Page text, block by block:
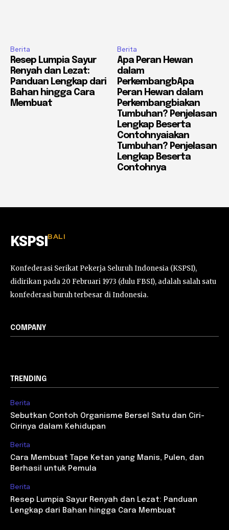
Berita
Resep Lumpia Sayur
Renyah dan Lezat:
Panduan Lengkap dari
Bahan hingga Cara
Membuat
Berita
Apa Peran Hewan
dalam
PerkembangbApa
Peran Hewan dalam
Perkembangbiakan
Tumbuhan? Penjelasan
Lengkap Beserta
Contohnyaiakan
Tumbuhan? Penjelasan
Lengkap Beserta
Contohnya
KSPSI BALI
Konfederasi Serikat Pekerja Seluruh Indonesia (KSPSI),
didirikan pada 20 Februari 1973 (dulu FBSI), adalah salah satu
konfederasi buruh terbesar di Indonesia.
COMPANY
TRENDING
Berita
Sebutkan Contoh Organisme Bersel Satu dan Ciri-
Cirinya dalam Kehidupan
Berita
Cara Membuat Tape Ketan yang Manis, Pulen, dan
Berhasil untuk Pemula
Berita
Resep Lumpia Sayur Renyah dan Lezat: Panduan
Lengkap dari Bahan hingga Cara Membuat